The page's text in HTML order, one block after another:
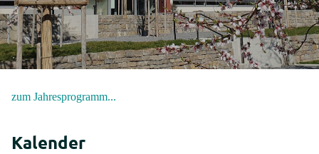
zum Jahresprogramm...
Kalender